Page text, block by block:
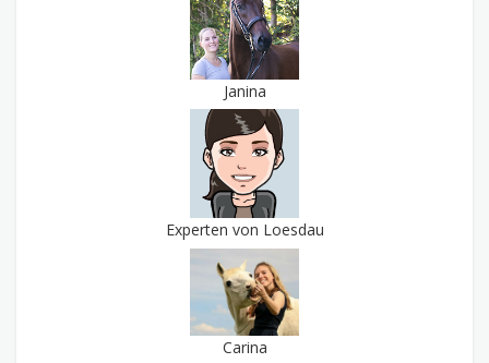
Janina
Experten von Loesdau
Carina